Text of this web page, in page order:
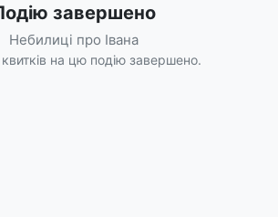
завершено
Небилиці про Івана
на цю подію завершено.